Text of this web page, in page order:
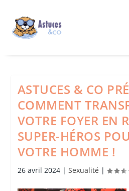
ASTUCES & CO
COMMENT
VOTRE FOYER EN
SUPER-HÉROS
VOTRE HOMME !
26 avril 2024| Sexualité |